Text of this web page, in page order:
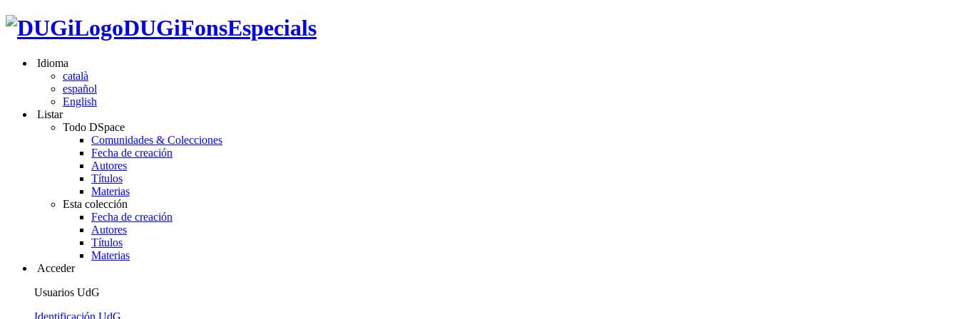
DUGiFonsEspecials
Idioma
català
español
English
Listar
Todo DSpace
Comunidades & Colecciones
Fecha de creación
Autores
Títulos
Materias
Esta colección
Fecha de creación
Autores
Títulos
Materias
Acceder
Usuarios UdG
Identificación UdG